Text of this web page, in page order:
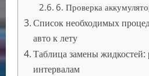
6. Проверка
Список необходимых
авто к лету
Таблица замены
интервалам